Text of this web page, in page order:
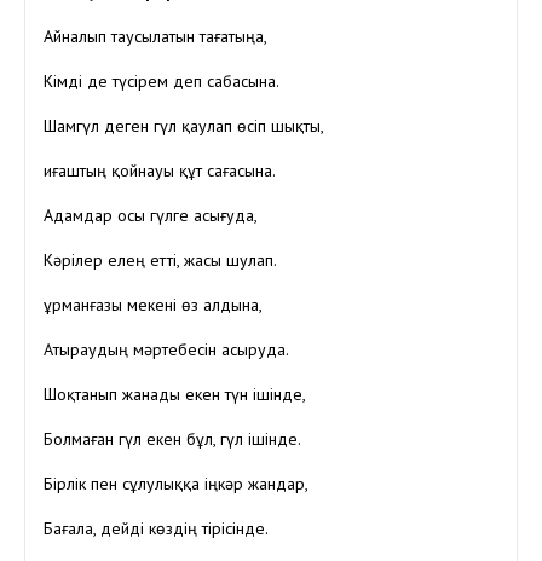
Айналып таусылатын тағатыңа,
Кімді де түсірем деп сабасына.
Шамгүл деген гүл қаулап өсіп шықты,
Қиғаштың қойнауы құт сағасына.
Адамдар осы гүлге асығуда,
Кәрілер елең етті, жасы шулап.
Құрманғазы мекені өз алдына,
Атыраудың мәртебесін асыруда.
Шоқтанып жанады екен түн ішінде,
Болмаған гүл екен бұл, гүл ішінде.
Бірлік пен сұлулыққа іңкәр жандар,
Бағала, дейді көздің тірісінде.